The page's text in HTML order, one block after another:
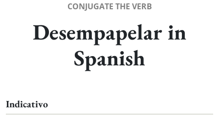
CONJUGATE THE VERB
Desempapelar in
Spanish
Indicativo